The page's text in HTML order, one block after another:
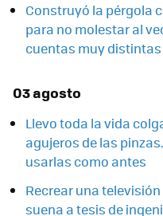
Construyó la pérgola
para no molestar al
cuentas muy distintas
03 agosto
Llevo toda la vida
agujeros de las
usarlas como antes
Recrear una
suena a tesis de